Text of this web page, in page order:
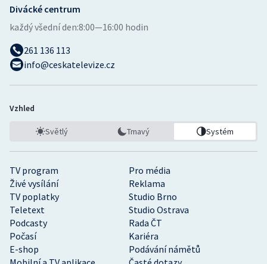
TV program
Pro média
Živé vysílání
Reklama
TV poplatky
Studio Brno
Teletext
Studio Ostrava
Podcasty
Rada ČT
Počasí
Kariéra
E-shop
Podávání námětů
Divácké centrum
každý všední den:8:00—16:00 hodin
261 136 113
info@ceskatelevize.cz
Vzhled
Světlý Tmavý Systém